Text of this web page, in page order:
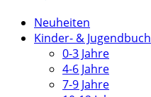
Neuheiten
Kinder- & Jugendbuch
0-3 Jahre
4-6 Jahre
7-9 Jahre